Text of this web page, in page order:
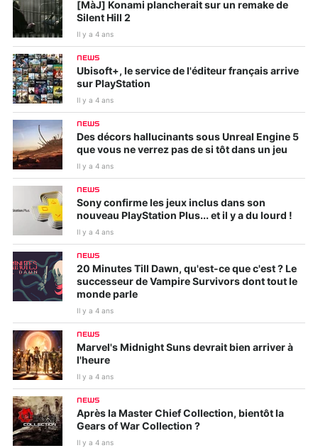
[MàJ] Konami plancherait sur un remake de
Silent Hill 2
Il y a 4 ans
NEWS
Ubisoft+, le service de l'éditeur français arrive
sur PlayStation
Il y a 4 ans
NEWS
Des décors hallucinants sous Unreal Engine 5
que vous ne verrez pas de si tôt dans un jeu
Il y a 4 ans
NEWS
Sony confirme les jeux inclus dans son
nouveau PlayStation Plus... et il y a du lourd !
Il y a 4 ans
NEWS
20 Minutes Till Dawn, qu'est-ce que c'est ? Le
successeur de Vampire Survivors dont tout le
monde parle
Il y a 4 ans
NEWS
Marvel's Midnight Suns devrait bien arriver à
l'heure
Il y a 4 ans
NEWS
Après la Master Chief Collection, bientôt la
Gears of War Collection ?
Il y a 4 ans